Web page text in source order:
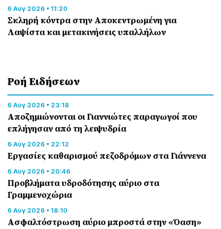
6 Αύγ 2026 • 11:20
Σκληρή κόντρα στην Αποκεντρωμένη για
Λαψίστα και μετακινήσεις υπαλλήλων
Ροή Eιδήσεων
6 Αύγ 2026 • 23:18
Αποζημιώνονται οι Γιαννιώτες παραγωγοί που
επλήγησαν από τη λειψυδρία
6 Αύγ 2026 • 22:12
Εργασίες καθαρισμού πεζοδρόμων στα Γιάννενα
6 Αύγ 2026 • 20:46
Προβλήματα υδροδότησης αύριο στα
Γραμμενοχώρια
6 Αύγ 2026 • 18:10
Ασφαλτόστρωση αύριο μπροστά στην «Όαση»